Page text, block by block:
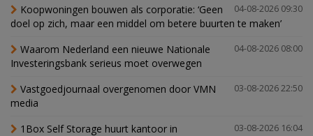
04-08-2026 09:30
Koopwoningen bouwen als corporatie: ‘Geen
doel op zich, maar een middel om betere buurten te maken’
04-08-2026 08:00
Waarom Nederland een nieuwe Nationale
Investeringsbank serieus moet overwegen
03-08-2026 22:50
Vastgoedjournaal overgenomen door VMN
media
03-08-2026 16:04
1Box Self Storage huurt kantoor in